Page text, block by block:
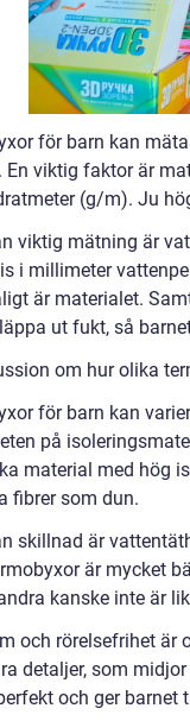
för barn kan
En viktig faktor är
(g/m). Ju
viktig mätning är
i millimeter
är materialet.
ut fukt, så
om hur olika
för barn kan
på
material med hög
fibrer som dun.
skillnad är
är mycket
kanske inte är
och rörelsefrihet är
detaljer, som
och ger